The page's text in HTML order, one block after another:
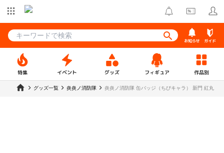
お知らせ ガイド
特集 イベント グッズ フィギュア 作品別
グッズ一覧 炎炎ノ消防隊 炎炎ノ消防隊 缶バッジ（ちびキャラ） 新門 紅丸